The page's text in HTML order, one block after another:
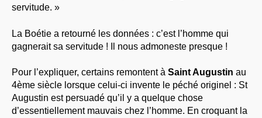
servitude. »
La Boétie a retourné les données : c’est l’homme qui
gagnerait sa servitude ! Il nous admoneste presque !
Pour l’expliquer, certains remontent à Saint Augustin au
4ème siècle lorsque celui-ci invente le péché originel : St
Augustin est persuadé qu’il y a quelque chose
d’essentiellement mauvais chez l’homme. En croquant la